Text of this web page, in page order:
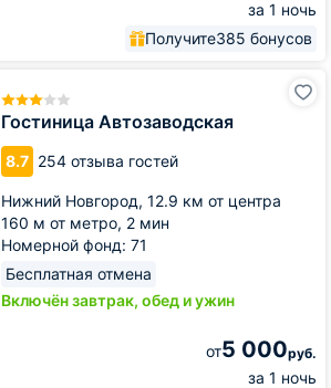
за 1 ночь
Получите385 бонусов
Гостиница Автозаводская
8.7 254 отзыва гостей
Нижний Новгород, 12.9 км от центра
160 м от метро, 2 мин
Номерной фонд: 71
Бесплатная отмена
Включён завтрак, обед и ужин
от5 000руб.
за 1 ночь